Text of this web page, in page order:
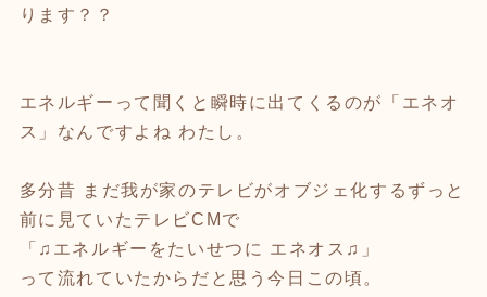
ります？？
エネルギーって聞くと瞬時に出てくるのが「エネオ
ス」なんですよね わたし。
多分昔 まだ我が家のテレビがオブジェ化するずっと
前に見ていたテレビCMで
「♫エネルギーをたいせつに エネオス♫」
って流れていたからだと思う今日この頃。